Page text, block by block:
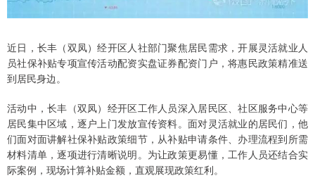
近日，长丰（双凤）经开区人社部门聚焦居民需求，开展灵活就业人
员社保补贴专项宣传活动配资实盘证券配资门户，将惠民政策精准送
到居民身边。
活动中，长丰（双凤）经开区工作人员深入居民区、社区服务中心等
居民集中区域，逐户上门发放宣传资料。面对灵活就业的居民们，他
们面对面讲解社保补贴政策细节，从补贴申请条件、办理流程到所需
材料清单，逐项进行清晰说明。为让政策更易懂，工作人员还结合实
际案例，现场计算补贴金额，直观展现政策红利。